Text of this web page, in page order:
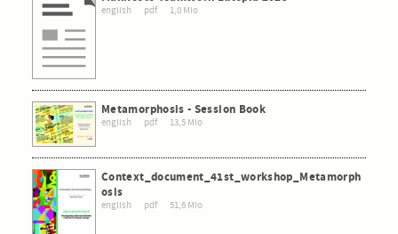
english pdf 1,0 Mio
Metamorphosis - Session Book
english pdf 13,5 Mio
Context_document_41st_workshop_Metamorph
osis
english pdf 51,6 Mio